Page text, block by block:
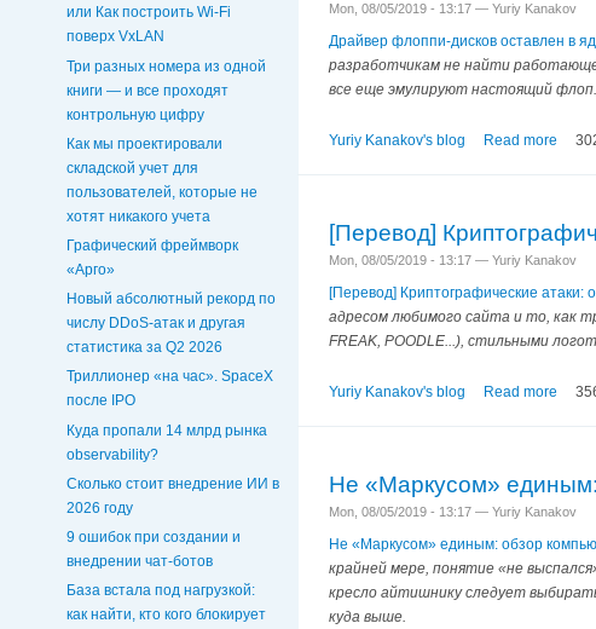
или Как построить Wi-Fi
поверх VxLAN
Три разных номера из одной
книги — и все проходят
контрольную цифру
Как мы проектировали
складской учет для
пользователей, которые не
хотят никакого учета
Графический фреймворк
«Арго»
Новый абсолютный рекорд по
числу DDoS-атак и другая
статистика за Q2 2026
Триллионер «на час». SpaceX
после IPO
Куда пропали 14 млрд рынка
observability?
Сколько стоит внедрение ИИ в
2026 году
9 ошибок при создании и
внедрении чат‑ботов
База встала под нагрузкой:
как найти, кто кого блокирует
Mon, 08/05/2019 - 13:17 — Yuriy Kanakov
Драйвер флоппи-дисков оставлен в
разработчикам не найти
все еще эмулируют настоящий флоп.
Yuriy Kanakov's blog Read more
[Перевод]
Mon, 08/05/2019 - 13:17 — Yuriy Kanakov
[Перевод] Криптографические атаки:
адресом любимого сайта и то, как
FREAK, POODLE...), стильными
Yuriy Kanakov's blog Read more
Не «Маркусом» единым:
Mon, 08/05/2019 - 13:17 — Yuriy Kanakov
Не «Маркусом» единым: обзор
крайней мере, понятие «не
кресло айтишнику следует
куда выше.